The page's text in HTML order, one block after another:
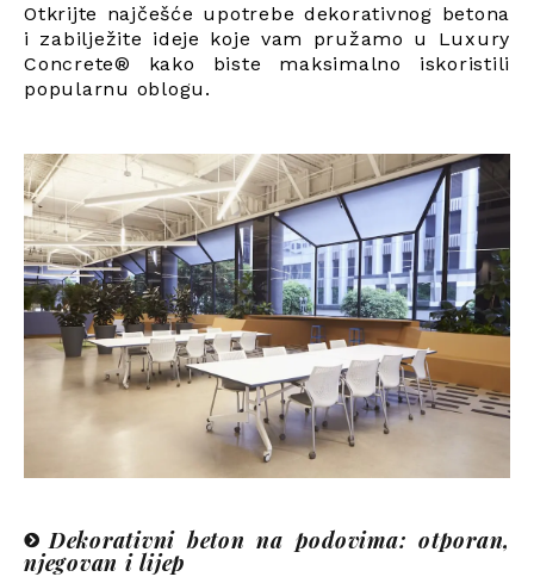
Otkrijte najčešće upotrebe dekorativnog betona
i zabilježite ideje koje vam pružamo u Luxury
Concrete® kako biste maksimalno iskoristili
popularnu oblogu.
Dekorativni beton na podovima: otporan,
njegovan i lijep